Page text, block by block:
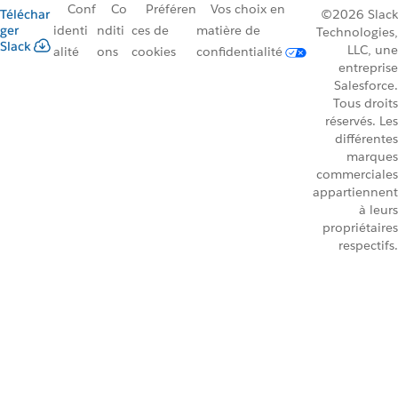
Téléchar
ger
Slack
Conf
identi
alité
Co
nditi
ons
Préféren
ces de
cookies
Vos choix en
matière de
confidentialité
©2026 Slack
Technologies,
LLC, une
entreprise
Salesforce.
Tous droits
réservés. Les
différentes
marques
commerciales
appartiennent
à leurs
propriétaires
respectifs.